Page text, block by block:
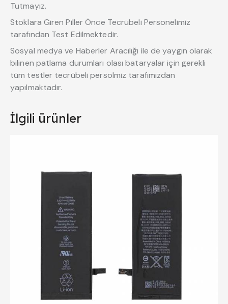
Tutmayız.
Stoklara Giren Piller Önce Tecrübeli Personelimiz
tarafından Test Edilmektedir.
Sosyal medya ve Haberler Aracılığı ile de yaygın olarak
bilinen patlama durumları olası bataryalar için gerekli
tüm testler tecrübeli persolmiz tarafımızdan
yapılmaktadır.
İlgili ürünler